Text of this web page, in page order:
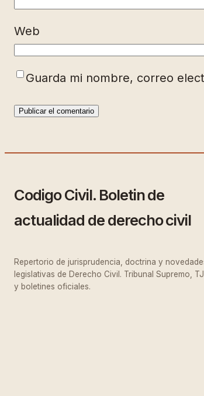
Web
Guarda mi nombre, correo
Codigo Civil. Boletin de
actualidad de derecho civil
Repertorio de jurisprudencia, doctrina y
legislativas de Derecho Civil. Tribunal Supremo,
y boletines oficiales.